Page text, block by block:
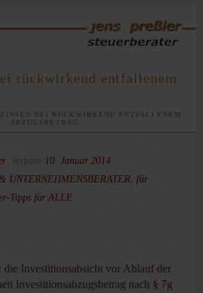
rückwirkend entfallenem
BEI RÜCKWIRKEND ENTFALLENEM
ABZUGSBETRAG
Verfasst 10. Januar 2014
UNTERNEHMENSBERATER
für
Tipps für ALLE
die Investitionsabsicht vor Ablauf der
Investitionsabzugsbetrag nach § 7g